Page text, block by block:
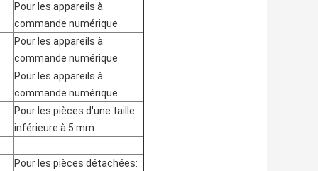
Pour les appareils à
commande numérique
Pour les appareils à
commande numérique
Pour les appareils à
commande numérique
Pour les pièces d'une taille
inférieure à 5 mm
Pour les pièces détachées: